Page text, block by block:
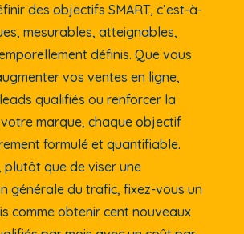
des objectifs SMART, c’est-à-
mesurables, atteignables,
définis. Que vous
vos ventes en ligne,
qualifiés ou renforcer la
marque, chaque objectif
formulé et quantifiable.
plutôt que de viser une
générale du trafic, fixez-vous un
comme obtenir cent nouveaux